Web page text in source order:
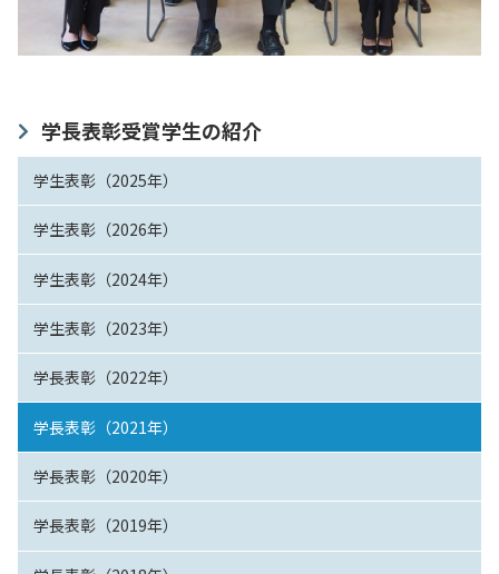
学長表彰受賞学生の紹介
学生表彰（2025年）
学生表彰（2026年）
学生表彰（2024年）
学生表彰（2023年）
学長表彰（2022年）
学長表彰（2021年）
学長表彰（2020年）
学長表彰（2019年）